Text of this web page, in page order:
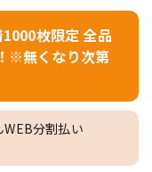
枚限定 全品
※無くなり次第
分割払い